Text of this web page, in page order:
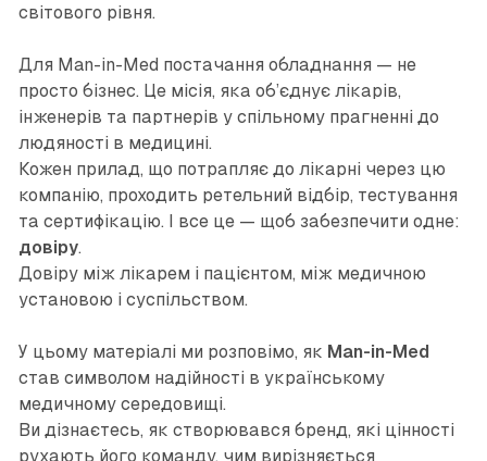
світового рівня.
Для Man-in-Med постачання обладнання — не
просто бізнес. Це місія, яка об’єднує лікарів,
інженерів та партнерів у спільному прагненні до
людяності в медицині.
Кожен прилад, що потрапляє до лікарні через цю
компанію, проходить ретельний відбір, тестування
та сертифікацію. І все це — щоб забезпечити одне:
довіру.
Довіру між лікарем і пацієнтом, між медичною
установою і суспільством.
У цьому матеріалі ми розповімо, як Man-in-Med
став символом надійності в українському
медичному середовищі.
Ви дізнаєтесь, як створювався бренд, які цінності
рухають його команду, чим вирізняється